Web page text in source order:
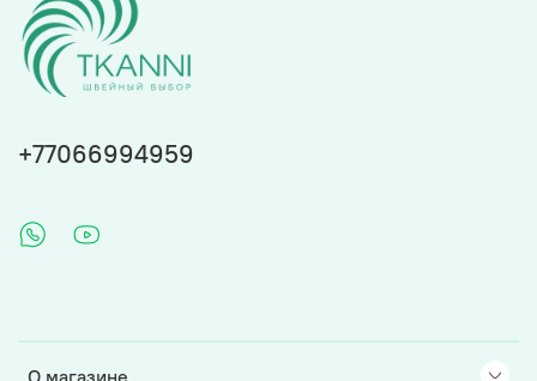
+77066994959